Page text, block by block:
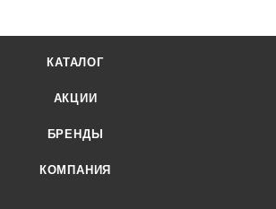
КАТАЛОГ
АКЦИИ
БРЕНДЫ
КОМПАНИЯ